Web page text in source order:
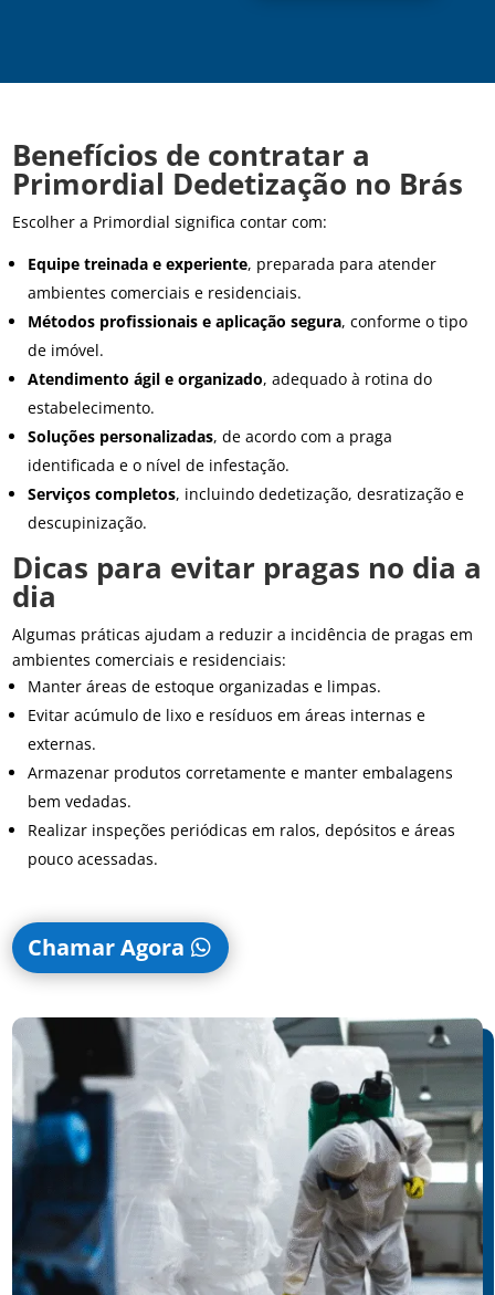
Benefícios de contratar a
Primordial Dedetização no Brás
Escolher a Primordial significa contar com:
Equipe treinada e experiente, preparada para atender
ambientes comerciais e residenciais.
Métodos profissionais e aplicação segura, conforme o tipo
de imóvel.
Atendimento ágil e organizado, adequado à rotina do
estabelecimento.
Soluções personalizadas, de acordo com a praga
identificada e o nível de infestação.
Serviços completos, incluindo dedetização, desratização e
descupinização.
Dicas para evitar pragas no dia a
dia
Algumas práticas ajudam a reduzir a incidência de pragas em
ambientes comerciais e residenciais:
Manter áreas de estoque organizadas e limpas.
Evitar acúmulo de lixo e resíduos em áreas internas e
externas.
Armazenar produtos corretamente e manter embalagens
bem vedadas.
Realizar inspeções periódicas em ralos, depósitos e áreas
pouco acessadas.
Chamar Agora